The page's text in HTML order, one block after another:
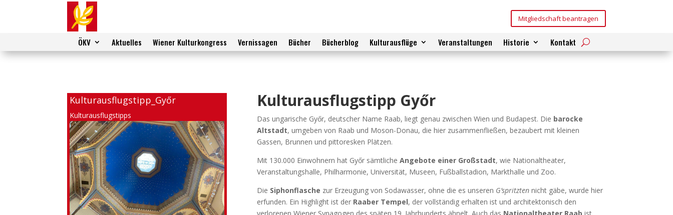
Mitgliedschaft beantragen
ÖKV Aktuelles Wiener Kulturkongress Vernissagen Bücher Bücherblog Kulturausflüge Veranstaltungen Historie Kontakt
Kulturausflugstipp_Győr
Kulturausflugstipps
Kulturausflugstipp Győr
Das ungarische Győr, deutscher Name Raab, liegt genau zwischen Wien und Budapest. Die barocke
Altstadt, umgeben von Raab und Moson-Donau, die hier zusammenfließen, bezaubert mit kleinen
Gassen, Brunnen und pittoresken Plätzen.
Mit 130.000 Einwohnern hat Győr sämtliche Angebote einer Großstadt, wie Nationaltheater,
Veranstaltungshalle, Philharmonie, Universität, Museen, Fußballstadion, Markthalle und Zoo.
Die Siphonflasche zur Erzeugung von Sodawasser, ohne die es unseren G’spritztennicht gäbe, wurde hier
erfunden. Ein Highlight ist der Raaber Tempel, der vollständig erhalten ist und architektonisch den
verlorenen Wiener Synagogen des späten 19. Jahrhunderts ähnelt. Auch das Nationaltheater Raab ist